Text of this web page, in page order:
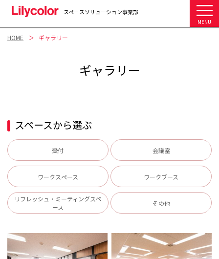
MENU
スペ－スソリューション事業部
HOME ギャラリー
ギャラリー
スペースから選ぶ
受付 会議室
ワークスぺース ワークブース
リフレッシュ・ミーティングスペ
ース
その他